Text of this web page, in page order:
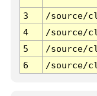
3 /source/
4
/source/
5
/source/
6
/source/